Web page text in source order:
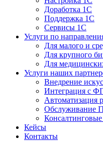
Доработка 1С
Поддержка 1С
Сервисы 1С
Услуги по
Для малого и
Для крупного
Для
Услуги наших
Внедрение
Интеграция с
Автоматизация
Обслуживание
Кейсы
Контакты